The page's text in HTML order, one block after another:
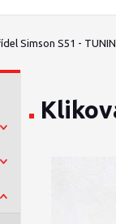
Simson S51 -